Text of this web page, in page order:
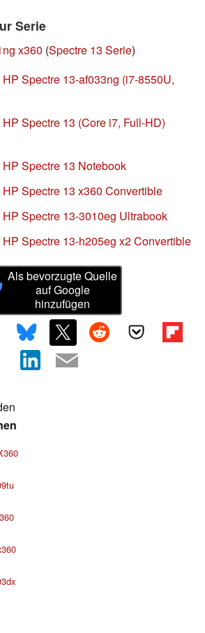
Serie
x360 (Spectre 13 Serie)
HP Spectre 13-af033ng (i7-8550U,
HP Spectre 13 (Core i7, Full-HD)
HP Spectre 13 Notebook
HP Spectre 13 x360 Convertible
HP Spectre 13-3010eg Ultrabook
HP Spectre 13-h205eg x2 Convertible
Als bevorzugte Quelle
auf Google
hinzufügen